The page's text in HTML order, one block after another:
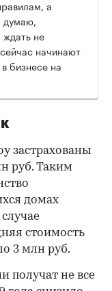
а
думаю,
ждать не
начинают
бизнесе на
застрахованы
руб. Таким
домах
стоимость
3 млн руб.
получат не все